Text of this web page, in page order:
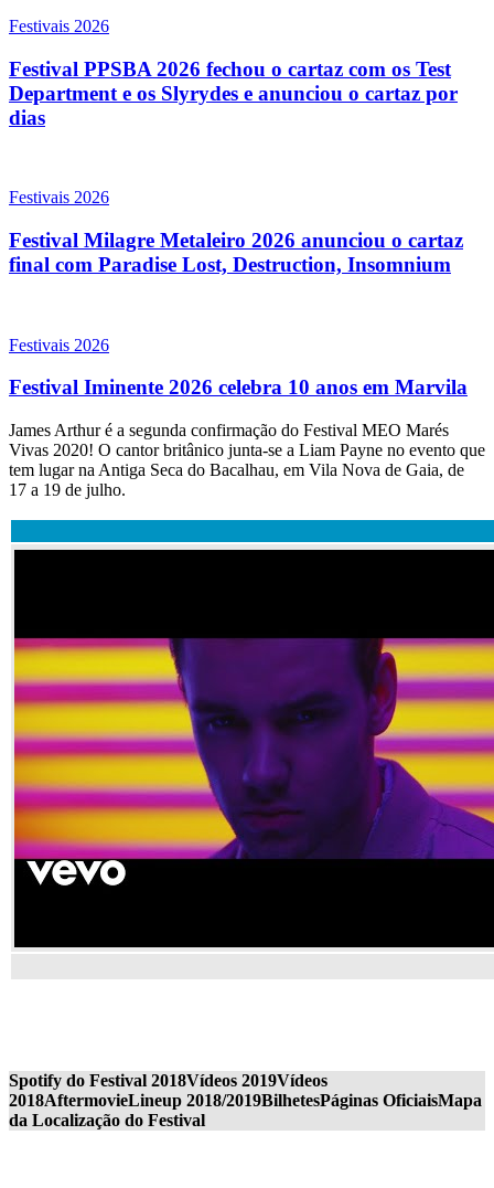
Festivais 2026
Festival PPSBA 2026 fechou o cartaz com os Test
Department e os Slyrydes e anunciou o cartaz por
dias
Festivais 2026
Festival Milagre Metaleiro 2026 anunciou o cartaz
final com Paradise Lost, Destruction, Insomnium
Festivais 2026
Festival Iminente 2026 celebra 10 anos em Marvila
James Arthur é a segunda confirmação do Festival MEO Marés
Vivas 2020! O cantor britânico junta-se a Liam Payne no evento que
tem lugar na Antiga Seca do Bacalhau, em Vila Nova de Gaia, de
17 a 19 de julho.
Spotify do Festival 2018Vídeos 2019Vídeos
2018AftermovieLineup 2018/2019BilhetesPáginas OficiaisMapa
da Localização do Festival